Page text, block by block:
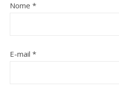
Nome *
E-mail *